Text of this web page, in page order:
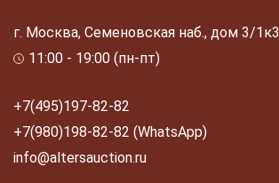
г. Москва, Семеновская наб., дом 3/1к3
11:00 - 19:00 (пн-пт)
+7(495)197-82-82
+7(980)198-82-82 (WhatsApp)
info@altersauction.ru